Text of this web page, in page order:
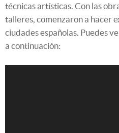
técnicas artísticas. Con las
talleres, comenzaron a hacer
ciudades españolas. Puedes
a continuación: